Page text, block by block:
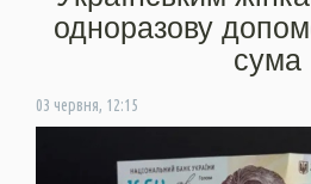
одноразову
сума
03 червня, 12:15